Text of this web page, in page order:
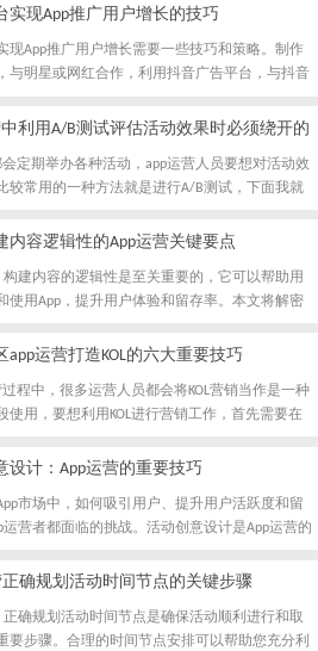
实现App推广用户增长的技巧
现App推广用户增长需要一些技巧和策略。制作
与明星或网红合作，利用抖音广告平台，与抖音
利用A/B测试评估活动效果时必须绕开的
定期举办各种活动，app运营人员要想对活动效
较常用的一种方法就是进行A/B测试，下面我就
些。
内容逻辑性的App运营关键要点
构建内容的逻辑性是至关重要的，它可以帮助用
使用App，提升用户体验和留存率。本文将解密
营效果。
app运营打造KOL的六大重要技巧
程中，很多运营人员都会将KOL营销当作是一种
使用，要想利用KOL进行营销工作，首先需要在
的技巧都有哪些。
设计：App运营的重要技巧
市场中，如何吸引用户、提升用户活跃度和留
运营者都面临的挑战。活动创意设计是App运营的
文将介绍几个重要的活动创意设计技巧，帮助您
确规划活动时间节点的关键步骤
正确规划活动时间节点是确保活动顺利进行和取
要步骤。合理的时间节点安排可以帮助您充分利